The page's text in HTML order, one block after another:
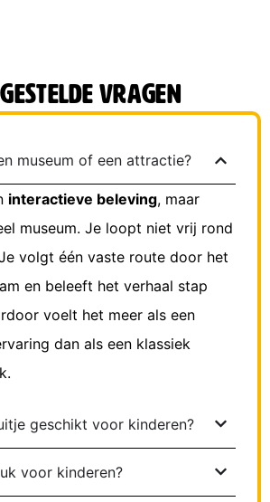
vragen
museum of een attractie?
interactieve beleving, maar
museum. Je loopt niet vrij rond
volgt één vaste route door het
en beleeft het verhaal stap
voelt het meer als een
dan als een klassiek
geschikt voor kinderen?
voor kinderen?